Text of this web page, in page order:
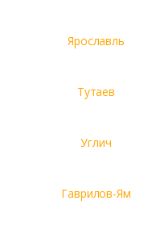
Ярославль
Тутаев
Углич
Гаврилов-Ям